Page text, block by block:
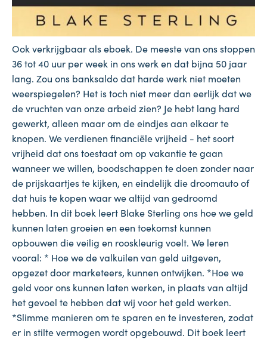
€19.95
Ook verkrijgbaar als eboek. De meeste van ons stoppen
36 tot 40 uur per week in ons werk en dat bijna 50 jaar
lang. Zou ons banksaldo dat harde werk niet moeten
weerspiegelen? Het is toch niet meer dan eerlijk dat we
de vruchten van onze arbeid zien? Je hebt lang hard
gewerkt, alleen maar om de eindjes aan elkaar te
knopen. We verdienen financiële vrijheid - het soort
vrijheid dat ons toestaat om op vakantie te gaan
wanneer we willen, boodschappen te doen zonder naar
de prijskaartjes te kijken, en eindelijk die droomauto of
dat huis te kopen waar we altijd van gedroomd
hebben. In dit boek leert Blake Sterling ons hoe we geld
kunnen laten groeien en een toekomst kunnen
opbouwen die veilig en rooskleurig voelt. We leren
vooral: * Hoe we de valkuilen van geld uitgeven,
opgezet door marketeers, kunnen ontwijken. *Hoe we
geld voor ons kunnen laten werken, in plaats van altijd
het gevoel te hebben dat wij voor het geld werken.
*Slimme manieren om te sparen en te investeren, zodat
er in stilte vermogen wordt opgebouwd. Dit boek leert